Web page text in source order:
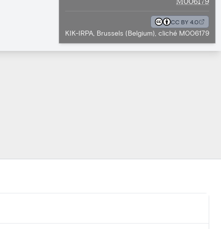
CC BY 4.0
KIK-IRPA, Brussels (Belgium), cliché M006179